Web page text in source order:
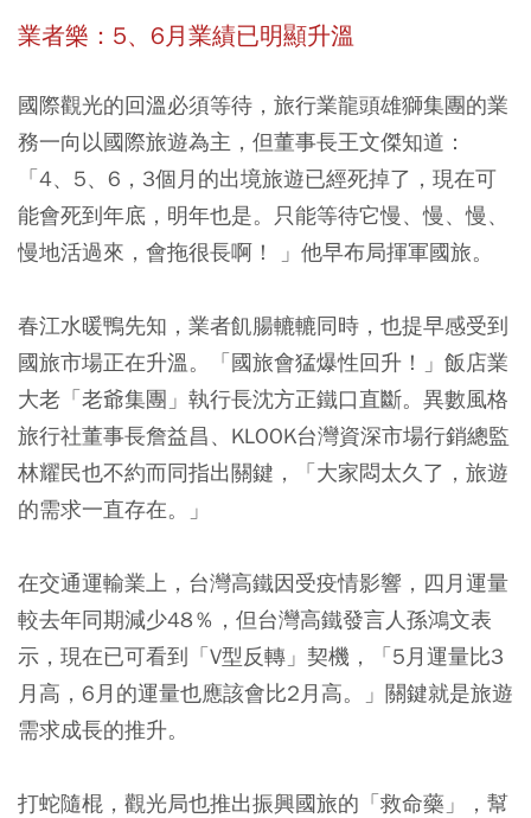
業者樂：5、6月業績已明顯升溫
國際觀光的回溫必須等待，旅行業龍頭雄獅集團的業
務一向以國際旅遊為主，但董事長王文傑知道：
「4、5、6，3個月的出境旅遊已經死掉了，現在可
能會死到年底，明年也是。只能等待它慢、慢、慢、
慢地活過來，會拖很長啊！ 」他早布局揮軍國旅。
春江水暖鴨先知，業者飢腸轆轆同時，也提早感受到
國旅市場正在升溫。「國旅會猛爆性回升！」飯店業
大老「老爺集團」執行長沈方正鐵口直斷。異數風格
旅行社董事長詹益昌、KLOOK台灣資深市場行銷總監
林耀民也不約而同指出關鍵，「大家悶太久了，旅遊
的需求一直存在。」
在交通運輸業上，台灣高鐵因受疫情影響，四月運量
較去年同期減少48％，但台灣高鐵發言人孫鴻文表
示，現在已可看到「V型反轉」契機，「5月運量比3
月高，6月的運量也應該會比2月高。」關鍵就是旅遊
需求成長的推升。
打蛇隨棍，觀光局也推出振興國旅的「救命藥」，幫